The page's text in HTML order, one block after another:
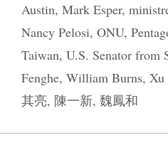
Austin, Mark Esper,
Nancy Pelosi, ONU,
Taiwan, U.S. Senator from
Fenghe, William Burns, Xu
其亮, 陳一新, 魏鳳和